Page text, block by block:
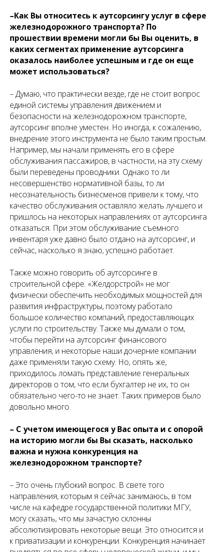
–Как Вы относитесь к аутсорсингу услуг в сфере
железнодорожного транспорта? По
прошествии времени могли бы Вы оценить, в
каких сегментах применение аутсорсинга
оказалось наиболее успешным и где он еще
может использоваться?
– Думаю, что практически везде, где не стоит вопрос
единой системы управления движением и
безопасности на железно­дорожном транспорте,
аутсорсинг вполне уместен. Но иногда, к сожалению,
внедрение этого инструмента не было таким простым.
Например, мы начали применять его в сфере
обслуживания пассажиров, в частности, на эту схему
были переведены проводники. Однако то ли
несовершенство нормативной базы, то ли
несознательность бизнесменов привели к тому, что
качество обслуживания оставляло желать лучшего и
пришлось на некоторых направлениях от аутсорсинга
отказаться. При этом обслуживание съемного
инвентаря уже давно было отдано на аутсорсинг, и
сейчас, насколько я знаю, успешно работает.
Также можно говорить об аутсорсинге в
строительной сфере. «Желдорстрой» не мог
физически обеспечить необходимых мощностей для
развития инфраструктуры, поэтому работало
большое количество компаний, предоставляющих
услуги по строительству. Также мы думали о том,
чтобы перейти на аутсорсинг финансового
управления, и некоторые наши дочерние компании
даже применяли такую схему. Но, опять же,
приходилось ломать представление генеральных
директоров о том, что если бухгалтер не их, то он
обязательно чего-то не знает. Таких примеров было
довольно много.
– С учетом имеющегося у Вас опыта и с опорой
на историю могли бы Вы сказать, насколько
важна и нужна конкуренция на
железнодорожном транспорте?
– Это очень глубокий вопрос. В свете того
направления, которым я сейчас занимаюсь, в том
числе на кафедре государственной политики МГУ,
могу сказать, что мы зачастую склонны
абсолютизировать некоторые вещи. Это относится и
к приватизации и конкуренции. Конкуренция начинает